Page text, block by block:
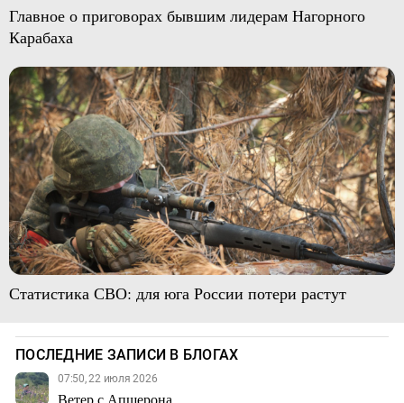
Главное о приговорах бывшим лидерам Нагорного
Карабаха
Статистика СВО: для юга России потери растут
ПОСЛЕДНИЕ ЗАПИСИ В БЛОГАХ
07:50, 22 июля 2026
Ветер с Апшерона